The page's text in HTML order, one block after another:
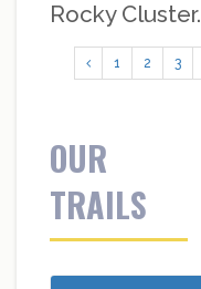
Rocky Cluster.
1 2 3
OUR
TRAILS